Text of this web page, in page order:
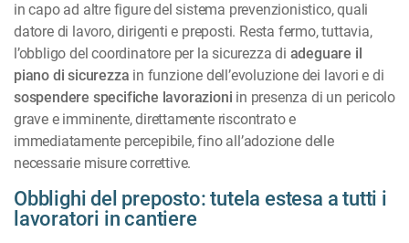
in capo ad altre figure del sistema prevenzionistico, quali
datore di lavoro, dirigenti e preposti. Resta fermo, tuttavia,
l’obbligo del coordinatore per la sicurezza di adeguare il
piano di sicurezza in funzione dell’evoluzione dei lavori e di
sospendere specifiche lavorazioni in presenza di un pericolo
grave e imminente, direttamente riscontrato e
immediatamente percepibile, fino all’adozione delle
necessarie misure correttive.
Obblighi del preposto: tutela estesa a tutti i
lavoratori in cantiere